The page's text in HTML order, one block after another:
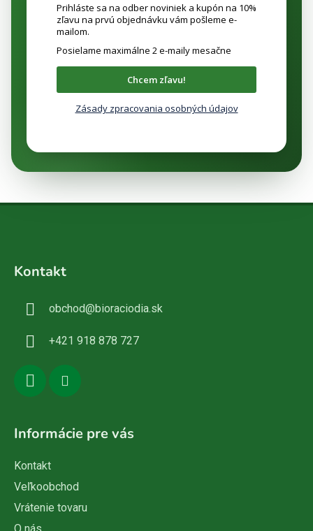
Prihláste sa na odber noviniek a kupón na 10%
zľavu na prvú objednávku vám pošleme e-
mailom.
Posielame maximálne 2 e-maily mesačne
Chcem zľavu!
Zásady zpracovania osobných údajov
Kontakt
obchod@bioraciodia.sk
+421 918 878 727
Informácie pre vás
Kontakt
Veľkoobchod
Vrátenie tovaru
O nás